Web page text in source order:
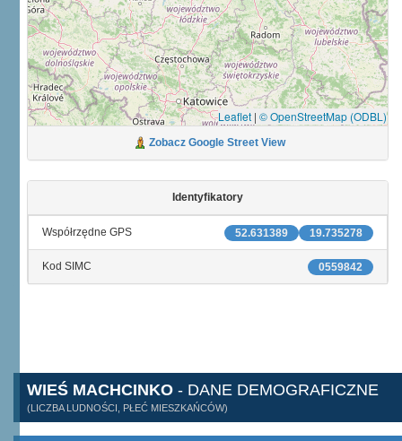
Leaflet | © OpenStreetMap (ODBL)
Zobacz Google Street View
Identyfikatory
19.735278
52.631389
Współrzędne GPS
0559842
Kod SIMC
WIEŚ MACHCINKO - DANE DEMOGRAFICZNE
(LICZBA LUDNOŚCI, PŁEĆ MIESZKAŃCÓW)